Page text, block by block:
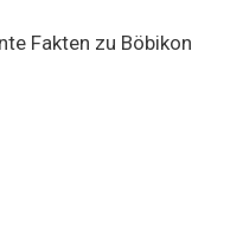
Fakten zu Böbikon